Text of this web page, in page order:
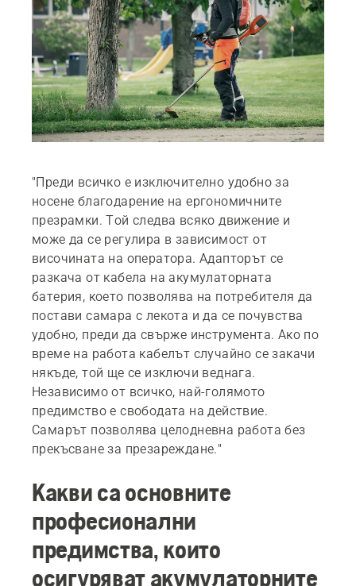
"Преди всичко е изключително удобно за
носене благодарение на ергономичните
презрамки. Той следва всяко движение и
може да се регулира в зависимост от
височината на оператора. Адапторът се
разкача от кабела на акумулаторната
батерия, което позволява на потребителя да
постави самара с лекота и да се почувства
удобно, преди да свърже инструмента. Ако по
време на работа кабелът случайно се закачи
някъде, той ще се изключи веднага.
Независимо от всичко, най-голямото
предимство е свободата на действие.
Самарът позволява целодневна работа без
прекъсване за презареждане."
Какви са основните
професионални
предимства, които
осигуряват акумулаторните